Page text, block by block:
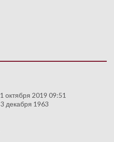
1 октября 2019 09:51
3 декабря 1963